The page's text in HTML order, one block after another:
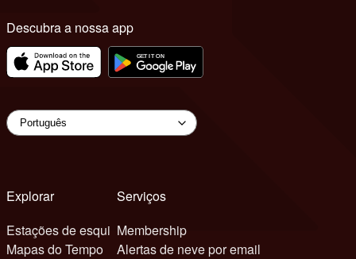
Descubra a nossa app
Explorar
Estações de esqui
Mapas do Tempo
Serviços
Membership
Alertas de neve por email